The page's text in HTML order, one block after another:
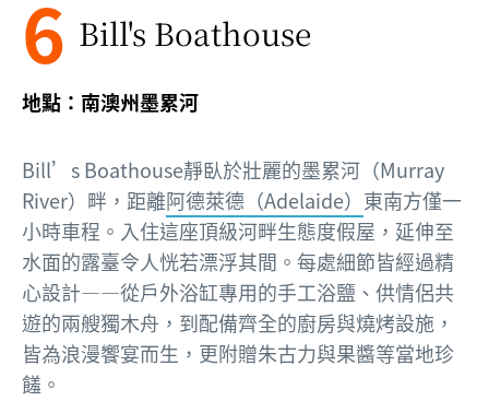
6 Bill's Boathouse
地點：南澳州墨累河
Bill’s Boathouse靜臥於壯麗的墨累河（Murray
River）畔，距離阿德萊德（Adelaide） 東南方僅一
小時車程。入住這座頂級河畔生態度假屋，延伸至
水面的露臺令人恍若漂浮其間。每處細節皆經過精
心設計——從戶外浴缸專用的手工浴鹽、供情侶共
遊的兩艘獨木舟，到配備齊全的廚房與燒烤設施，
皆為浪漫饗宴而生，更附贈朱古力與果醬等當地珍
饈。